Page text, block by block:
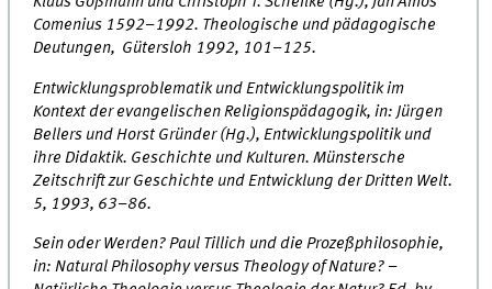
Comenius 1592–1992. Theologische und pädagogische
Deutungen, Gütersloh 1992, 101–125.
Entwicklungsproblematik und Entwicklungspolitik im
Kontext der evangelischen Religionspädagogik, in: Jürgen
Bellers und Horst Gründer (Hg.), Entwicklungspolitik und
ihre Didaktik. Geschichte und Kulturen. Münstersche
Zeitschrift zur Geschichte und Entwicklung der Dritten Welt.
5, 1993, 63–86.
Sein oder Werden? Paul Tillich und die Prozeßphilosophie,
in: Natural Philosophy versus Theology of Nature? –